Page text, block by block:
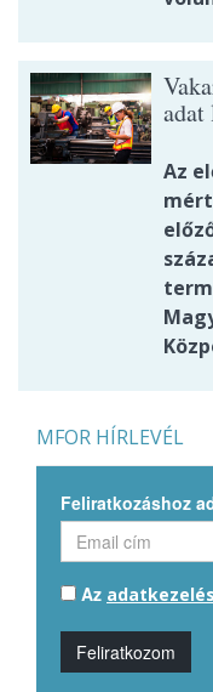
Az
MFOR HÍRLEVÉL
Feliratkozáshoz
Az
Feliratkozom